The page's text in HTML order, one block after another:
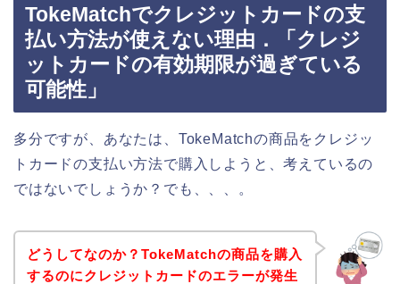
TokeMatchでクレジットカードの支
払い方法が使えない理由．「クレジ
ットカードの有効期限が過ぎている
可能性」
多分ですが、あなたは、TokeMatchの商品をクレジッ
トカードの支払い方法で購入しようと、考えているの
ではないでしょうか？でも、、、。
どうしてなのか？TokeMatchの商品を購入
するのにクレジットカードのエラーが発生